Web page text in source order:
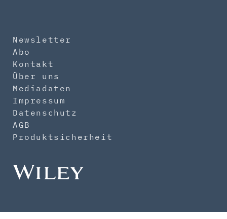
Newsletter
Abo
Kontakt
Über uns
Mediadaten
Impressum
Datenschutz
AGB
Produktsicherheit